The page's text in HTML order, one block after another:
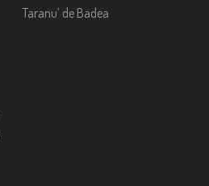
Taranu’ de Badea